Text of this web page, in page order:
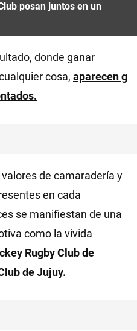
posan juntos en un
donde ganar
cosa, aparecen g
de camaradería y
en cada
se manifiestan de una
como la vivida
Rugby Club de
de Jujuy.